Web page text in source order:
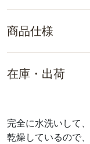
商品仕様
在庫・出荷
完全に水洗いして
乾燥しているので